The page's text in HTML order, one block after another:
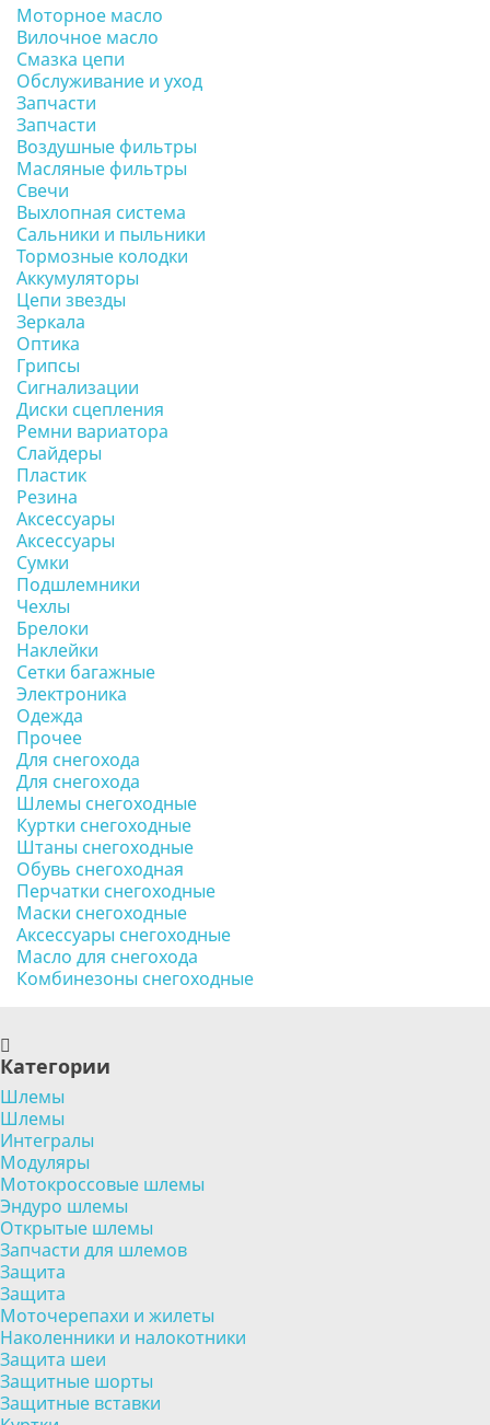
Моторное масло
Вилочное масло
Смазка цепи
Обслуживание и уход
Запчасти
Запчасти
Воздушные фильтры
Масляные фильтры
Свечи
Выхлопная система
Сальники и пыльники
Тормозные колодки
Аккумуляторы
Цепи звезды
Зеркала
Оптика
Грипсы
Сигнализации
Диски сцепления
Ремни вариатора
Слайдеры
Пластик
Резина
Аксессуары
Аксессуары
Сумки
Подшлемники
Чехлы
Брелоки
Наклейки
Сетки багажные
Электроника
Одежда
Прочее
Для снегохода
Для снегохода
Шлемы снегоходные
Куртки снегоходные
Штаны снегоходные
Обувь снегоходная
Перчатки снегоходные
Маски снегоходные
Аксессуары снегоходные
Масло для снегохода
Комбинезоны снегоходные
Категории
Шлемы
Шлемы
Интегралы
Модуляры
Мотокроссовые шлемы
Эндуро шлемы
Открытые шлемы
Запчасти для шлемов
Защита
Защита
Моточерепахи и жилеты
Наколенники и налокотники
Защита шеи
Защитные шорты
Защитные вставки